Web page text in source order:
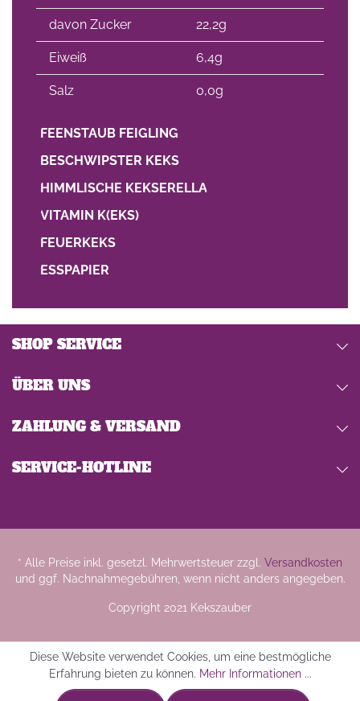
davon Zucker 22,2g
Eiweiß 6,4g
Salz 0,0g
FEENSTAUB FEIGLING
BESCHWIPSTER KEKS
HIMMLISCHE KEKSERELLA
VITAMIN K(EKS)
FEUERKEKS
ESSPAPIER
SERVICE-HOTLINE
SHOP SERVICE
ÜBER UNS
ZAHLUNG & VERSAND
* Alle Preise inkl. gesetzl. Mehrwertsteuer zzgl. Versandkosten
und ggf. Nachnahmegebühren, wenn nicht anders angegeben.
Copyright 2021 Kekszauber
Diese Website verwendet Cookies, um eine bestmögliche
Erfahrung bieten zu können. Mehr Informationen ...